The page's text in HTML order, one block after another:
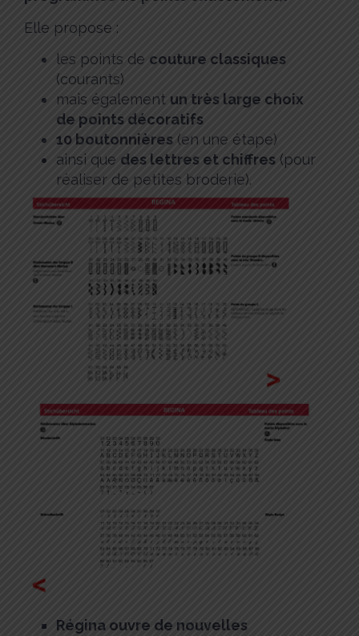
Elle propose :
les points de couture classiques
(courants)
mais également un très large choix
de points décoratifs
10 boutonnières (en une étape)
ainsi que des lettres et chiffres (pour
réaliser de petites broderie).
Régina ouvre de nouvelles